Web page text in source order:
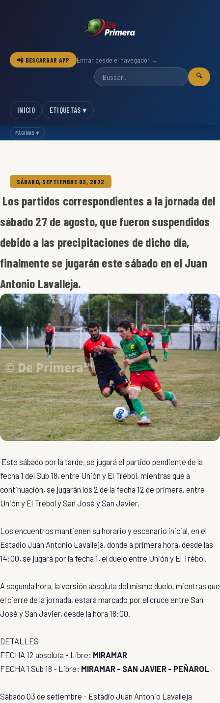
📲 DESCARGAR APP Entrar desde el navegador →
🔍
INICIO ETIQUETAS ▾
PÁGINAS ▾
SÁBADO, SEPTIEMBRE 03, 2022
Los partidos correspondientes a la jornada del
sábado 27 de agosto, que fueron suspendidos
debido a las precipitaciones de dicho día,
finalmente se jugarán este sábado en el Juan
Antonio Lavalleja.
Este sábado por la tarde, se jugará el partido pendiente de la
fecha 1 del Sub 18, entre Unión y El Trébol, mientras que a
continuación, se jugarán los 2 de la fecha 12 de primera, entre
Unión y El Trébol y San José y San Javier.
Los encuentros mantienen su horario y escenario inicial, en el
Estadio Juan Antonio Lavalleja, donde a primera hora, desde las
14:00, se jugará por la fecha 1, el duelo entre Unión y El Trébol.
A segunda hora, la versión absoluta del mismo duelo, mientras que
el cierre de la jornada, estará marcado por el cruce entre San
José y San Javier, desde la hora 18:00.
DETALLES
FECHA 12 absoluta - Libre: MIRAMAR
FECHA 1 Sub 18 - Libre: MIRAMAR - SAN JAVIER - PEÑAROL
Sábado 03 de setiembre - Estadio Juan Antonio Lavalleja